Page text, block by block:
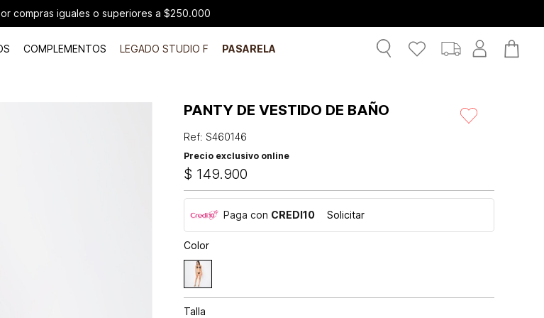
compras iguales o superiores a $250.000
COMPLEMENTOS LEGADO STUDIO F PASARELA
PANTY DE VESTIDO DE BAÑO
Ref:S460146
Precio exclusivo online
$ 149.900
Paga con CREDI10 Solicitar
Color
Talla